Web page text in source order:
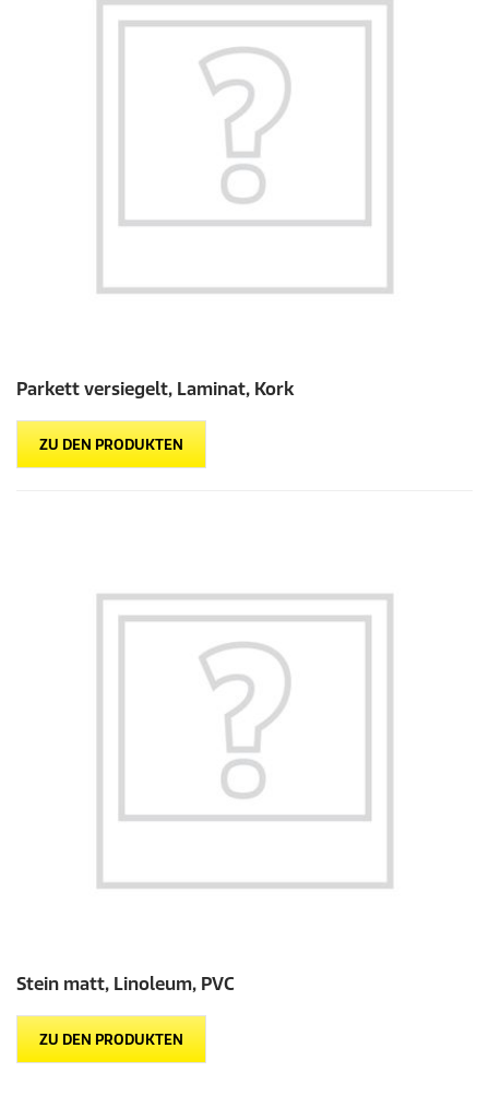
Parkett versiegelt, Laminat, Kork
ZU DEN PRODUKTEN
Stein matt, Linoleum, PVC
ZU DEN PRODUKTEN